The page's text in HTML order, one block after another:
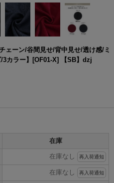
ェーン/谷間見せ/背中見せ/透け感/ミ
3カラー】[OF01-X] 【SB】dzj
在庫
在庫なし 再入荷通知
在庫なし 再入荷通知